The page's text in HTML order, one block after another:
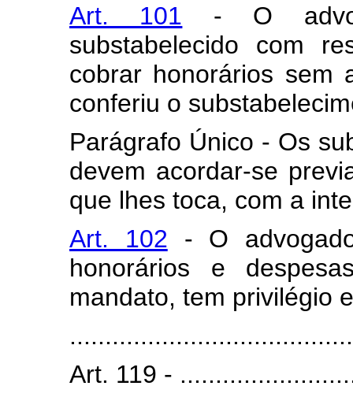
Art. 101 - O
substabelecido com
cobrar honorários sem
conferiu o
Parágrafo Único - Os
devem acordar-se
que lhes toca, com a
Art. 102 - O
honorários e
mandato, tem privilégio
Art. 119 -